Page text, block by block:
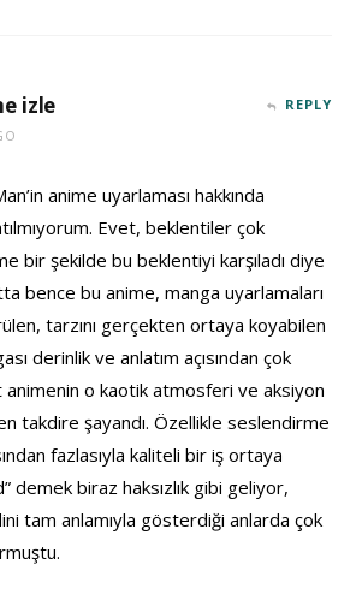
izle REPLY
anime uyarlaması hakkında
Evet, beklentiler çok
bir şekilde bu beklentiyi karşıladı diye
bence bu anime, manga uyarlamaları
tarzını gerçekten ortaya koyabilen
derinlik ve anlatım açısından çok
animenin o kaotik atmosferi ve aksiyon
takdire şayandı. Özellikle seslendirme
fazlasıyla kaliteli bir iş ortaya
demek biraz haksızlık gibi geliyor,
tam anlamıyla gösterdiği anlarda çok